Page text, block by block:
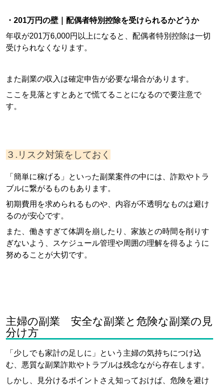
・201万円の壁｜配偶者特別控除を受けられるかどうか
年収が201万6,000円以上になると、配偶者特別控除は一切
受けられなくなります。
また副業の収入は確定申告が必要な場合があります。
ここを見落とすとあとで慌てることになるので要注意で
す。
３.リスク対策をしておく
「簡単に稼げる」といった副業案件の中には、詐欺やトラ
ブルに繋がるものもあります。
初期費用を求められるものや、内容が不透明なものは避け
るのが安心です。
また、働きすぎて体調を崩したり、家族との時間を削りす
ぎないよう、スケジュール管理や周囲の理解を得るように
努めることが大切です。
主婦の副業 安全な副業と危険な副業の見
分け方
「少しでも家計の足しに」という主婦の気持ちにつけ込
む、悪質な副業詐欺やトラブルは残念ながら存在します。
しかし、見分けるポイントさえ知っておけば、危険を避け